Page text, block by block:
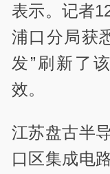
表示。记者
浦口分局获
发”刷新了
效。
江苏盘古半
口区集成电